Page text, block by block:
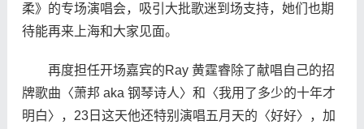
柔》的专场演唱会，吸引大批歌迷到场支持，她们也期
待能再来上海和大家见面。
再度担任开场嘉宾的Ray 黄霆睿除了献唱自己的招
牌歌曲〈萧邦 aka 钢琴诗人〉和〈我用了多少的十年才
明白〉，23日这天他还特别演唱五月天的〈好好〉，加